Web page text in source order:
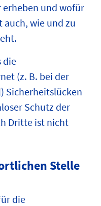
und wofür
wie und zu
die
(z. B. bei der
Sicherheitslücken
Schutz der
Dritte ist nicht
Stelle
die